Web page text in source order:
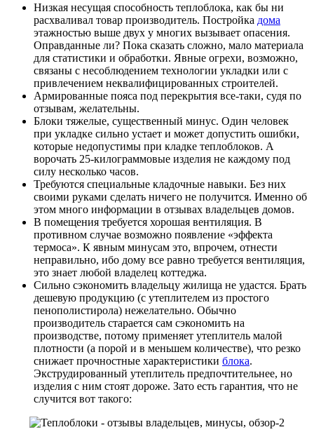
Низкая несущая способность теплоблока, как бы ни
расхваливал товар производитель. Постройка дома
этажностью выше двух у многих вызывает опасения.
Оправданные ли? Пока сказать сложно, мало материала
для статистики и обработки. Явные огрехи, возможно,
связаны с несоблюдением технологии укладки или с
привлечением неквалифицированных строителей.
Армированные пояса под перекрытия все-таки, судя по
отзывам, желательны.
Блоки тяжелые, существенный минус. Один человек
при укладке сильно устает и может допустить ошибки,
которые недопустимы при кладке теплоблоков. А
ворочать 25-килограммовые изделия не каждому под
силу несколько часов.
Требуются специальные кладочные навыки. Без них
своими руками сделать ничего не получится. Именно об
этом много информации в отзывах владельцев домов.
В помещения требуется хорошая вентиляция. В
противном случае возможно появление «эффекта
термоса». К явным минусам это, впрочем, отнести
неправильно, ибо дому все равно требуется вентиляция,
это знает любой владелец коттеджа.
Сильно сэкономить владельцу жилища не удастся. Брать
дешевую продукцию (с утеплителем из простого
пенополистирола) нежелательно. Обычно
производитель старается сам сэкономить на
производстве, потому применяет утеплитель малой
плотности (а порой и в меньшем количестве), что резко
снижает прочностные характеристики блока.
Экструдированный утеплитель предпочтительнее, но
изделия с ним стоят дороже. Зато есть гарантия, что не
случится вот такого: